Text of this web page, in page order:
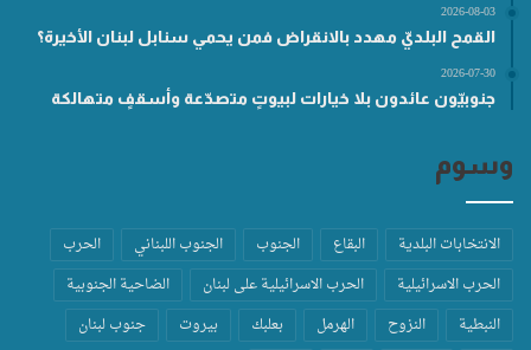
2026-08-03
القمح البلديّ مهدد بالانقراض فمن يحمي سنابل لبنان الأخيرة؟
2026-07-30
جنوبيّون عائدون بلا خيارات لبيوتٍ متصدّعة وأسقفٍ متهالكة
وسوم
الانتخابات البلدية البقاع الجنوب الجنوب اللبناني
الحرب
الحرب الاسرائيلية
الحرب الاسرائيلية على لبنان
الضاحية الجنوبية
النبطية
النزوح الهرمل بعلبك بيروت
جنوب لبنان